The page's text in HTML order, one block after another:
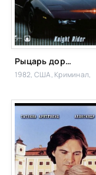
Рыцарь дорог
1982, США, Криминал,